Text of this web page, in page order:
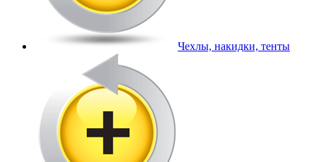
Чехлы, накидки, тенты